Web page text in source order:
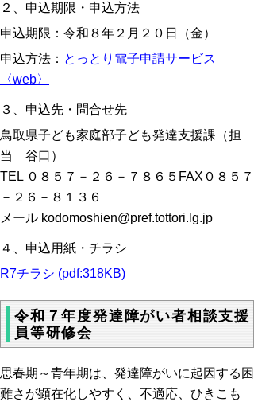
２、申込期限・申込方法
申込期限：令和８年２月２０日（金）
申込方法： とっとり電子申請サービス
〈web〉
３、申込先・問合せ先
鳥取県子ども家庭部子ども発達支援課（担
当 谷口）
TEL ０８５７－２６－７８６５FAX０８５７
－２６－８１３６
メール kodomoshien@pref.tottori.lg.jp
４、申込用紙・チラシ
R7チラシ (pdf:318KB)
令和７年度発達障がい者相談支援
員等研修会
思春期～青年期は、発達障がいに起因する困
難さが顕在化しやすく、不適応、ひきこも